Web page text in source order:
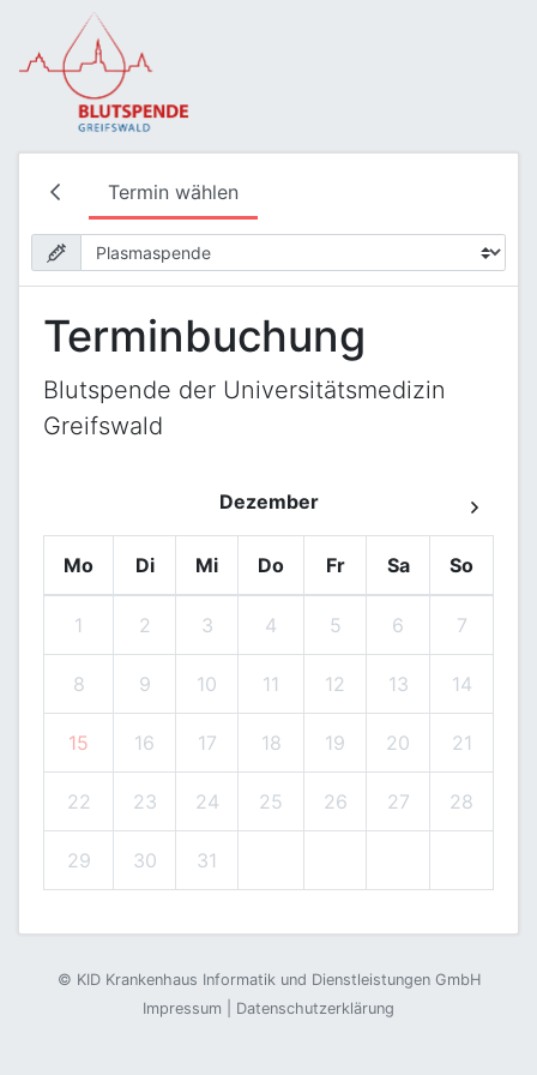
Termin wählen
Terminbuchung
Blutspende der Universitätsmedizin
Greifswald
Dezember
Mo Di Mi Do Fr Sa So
1 2 3 4 5 6 7
8 9 10 11 12 13 14
15 16 17 18 19 20 21
22 23 24 25 26 27 28
29 30 31
© KID Krankenhaus Informatik und Dienstleistungen GmbH
Impressum
Datenschutzerklärung